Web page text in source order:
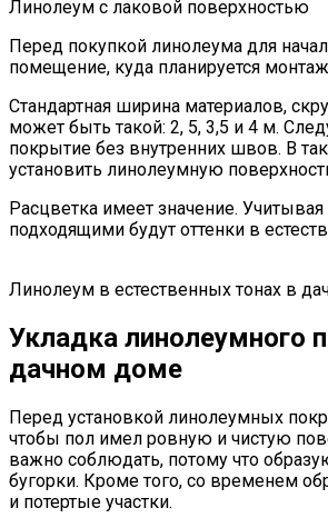
Линолеум с лаковой поверхностью
Перед покупкой линолеума для
помещение, куда планируется
Стандартная ширина материалов,
может быть такой: 2, 5, 3,5 и 4 м.
покрытие без внутренних швов. В
установить линолеумную
Расцветка имеет значение.
подходящими будут оттенки в
Линолеум в естественных тонах в
Укладка линолеумного
дачном доме
Перед установкой линолеумных
чтобы пол имел ровную и чистую
важно соблюдать, потому что
бугорки. Кроме того, со временем
и потертые участки.